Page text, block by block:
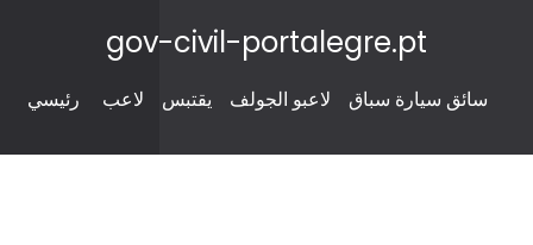
gov-civil-portalegre.pt
رئيسي لاعب يقتبس لاعبو الجولف سائق سيارة سباق